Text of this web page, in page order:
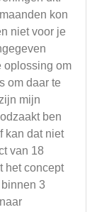
kon
niet voor je
oplossing om
om daar te
mijn
ben
kan dat niet
van 18
het concept
3